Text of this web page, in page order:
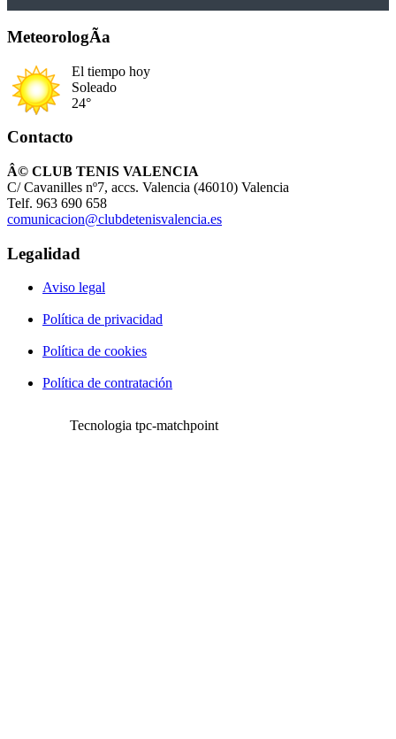
MeteorologÃ­a
El tiempo hoy
Soleado
24°
Contacto
Â© CLUB TENIS VALENCIA
C/ Cavanilles nº7, accs. Valencia (46010) Valencia
Telf. 963 690 658
comunicacion@clubdetenisvalencia.es
Legalidad
Aviso legal
Política de privacidad
Política de cookies
Política de contratación
Tecnologia tpc-matchpoint